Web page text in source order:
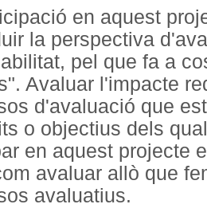
en aquest
la perspectiva
pel que fa a
Avaluar l'impacte
d'avaluació que
o objectius dels
en aquest projecte
avaluar allò que
avaluatius.